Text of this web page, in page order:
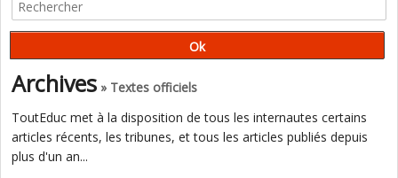
PROTECTION DE L'ENFANCE, LES INDEMNITÉS ET PRISES EN CHARGE DES
FRAIS DE DÉPLACEMENT DANS L'ÉDUCATION NATIONALE, LES DÉCHARGES
DE SERVICE, UN MÉDIATEUR DANS L'ENSEIGNEMENT AGRICOLE...
Archives » Textes officiels
ToutEduc met à la disposition de tous les internautes certains
articles récents, les tribunes, et tous les articles publiés depuis
plus d'un an...